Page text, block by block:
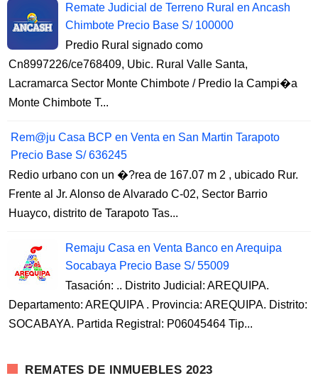
Remate Judicial de Terreno Rural en Ancash
Chimbote Precio Base S/ 100000
Predio Rural signado como
Cn8997226/ce768409, Ubic. Rural Valle Santa,
Lacramarca Sector Monte Chimbote / Predio la Campi�a
Monte Chimbote T...
Rem@ju Casa BCP en Venta en San Martin Tarapoto
Precio Base S/ 636245
Redio urbano con un �?rea de 167.07 m 2 , ubicado Rur.
Frente al Jr. Alonso de Alvarado C-02, Sector Barrio
Huayco, distrito de Tarapoto Tas...
Remaju Casa en Venta Banco en Arequipa
Socabaya Precio Base S/ 55009
Tasación: .. Distrito Judicial: AREQUIPA.
Departamento: AREQUIPA . Provincia: AREQUIPA. Distrito:
SOCABAYA. Partida Registral: P06045464 Tip...
REMATES DE INMUEBLES 2023